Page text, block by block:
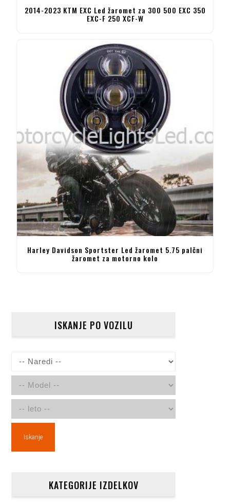
2014-2023 KTM EXC Led žaromet za 300 500 EXC 350
EXC-F 250 XCF-W
Harley Davidson Sportster Led žaromet 5.75 palčni
žaromet za motorno kolo
ISKANJE PO VOZILU
Iskanje
KATEGORIJE IZDELKOV